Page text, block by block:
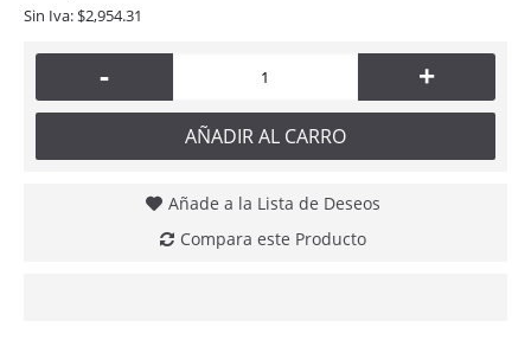
Sin Iva: $2,954.31
- +
AÑADIR AL CARRO
Añade a la Lista de Deseos
Compara este Producto